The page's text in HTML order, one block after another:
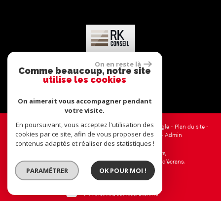
© 2026 | Tous droits réservés | Traduction powered by Google - Plan du site-
Mentions légales- Nos honoraires-Partenaires - Admin
Site internet compatible multi-supports,
un seul site adaptable à tous les types d'écrans.
On en reste là
Comme beaucoup, notre site
utilise les cookies
On aimerait vous accompagner pendant
votre visite.
En poursuivant, vous acceptez l'utilisation des
cookies par ce site, afin de vous proposer des
contenus adaptés et réaliser des statistiques !
PARAMÉTRER OK POUR MOI !